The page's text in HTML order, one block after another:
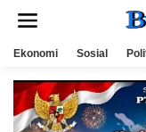
Ekonomi Sosial